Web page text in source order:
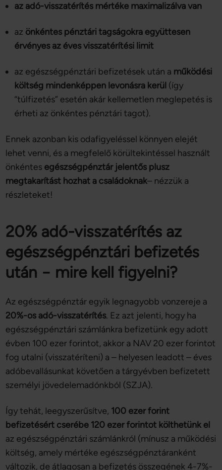
az adó-visszatérítés mértéke maximalizálva van
az önkéntes pénztári tagságokra együttesen
érvényes az éves visszatérítési limit
az egészségpénztári befizetések után a működési
költség mindenképpen levonásra kerül (így
“túlfizetés” esetén akár kellemetlen meglepetés is
érheti az önkéntes pénztári tagot).
Ennek azonban kis odafigyeléssel könnyen elejét
lehet venni, és a megfelelő körültekintéssel használt
önkéntes egészségpénztár jelentős plusz
megtakarítást hozhat a családoknak– nézzük a
részleteket!
20% adó-visszatérítés az
egészségpénztári befizetés
után − mire kell figyelni?
Az egészségpénztár egyik legnagyobb vonzereje a
20%-os adó-visszatérítés. Ez azt jelenti, hogy ha
egészségpénztári számlánkra befizetünk egy adott
évben 100 ezer forintot, akkor a NAV 20 ezer forintot
fog utalni (visszatéríteni) a – helyesen leadott – éves
adóbevallásunkat követően a tárgyévben befizetett
személyi jövedelemadónkból (SZJA).
Így tehát, leegyszerűsítve, 100 ezer forint
befizetésért cserébe 120 ezer forintot költhetünk el
az egészségpénztári számlánkról (mínusz a működési
költség, amely mértéke egészségpénztáranként
változik, de átlagosan a befizetés összegének 4-7%-